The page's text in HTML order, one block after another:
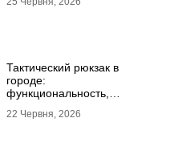
Тактический рюкзак в
городе:
функциональность,
глаза
22 Червня, 2026